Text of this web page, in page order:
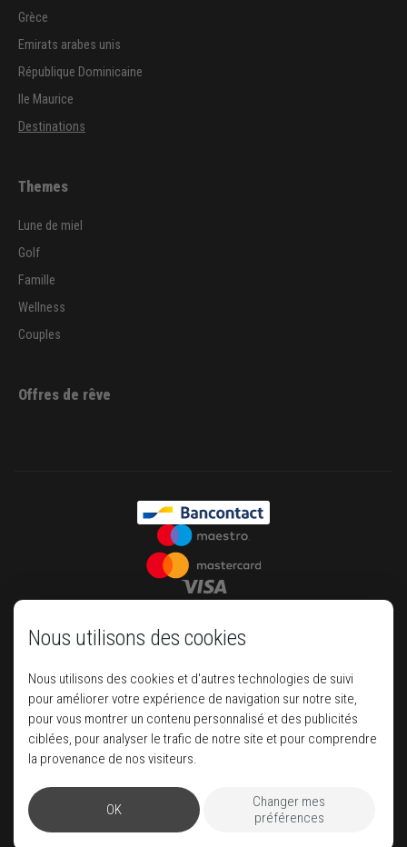
Nous utilisons des cookies
Nous utilisons des cookies et d'autres technologies de suivi
pour améliorer votre expérience de navigation sur notre site,
pour vous montrer un contenu personnalisé et des publicités
ciblées, pour analyser le trafic de notre site et pour comprendre
la provenance de nos visiteurs.
OK
Changer mes
préférences
Grèce
Emirats arabes unis
République Dominicaine
Ile Maurice
Destinations
Themes
Lune de miel
Golf
Famille
Wellness
Couples
Offres de rêve
Your house of luxury travel
Pegase